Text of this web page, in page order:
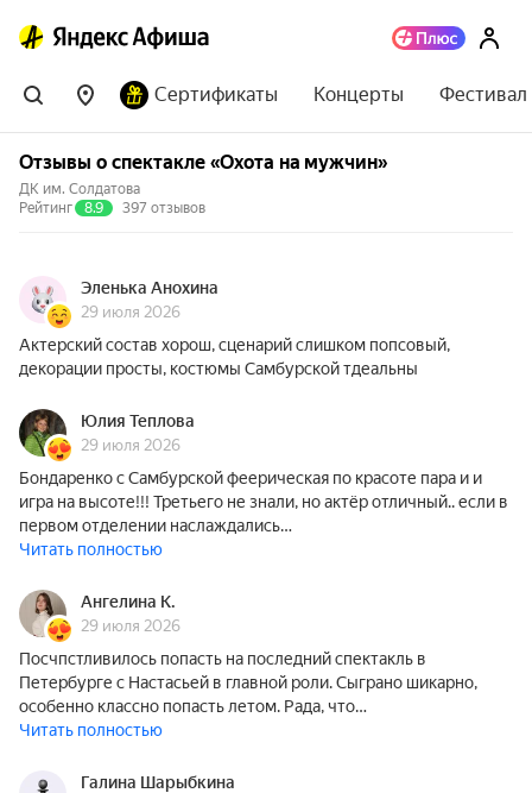
Сертификаты Концерты
Отзывы о спектакле «Охота на мужчин»
ДК им. Солдатова
Рейтинг
8.9 397 отзывов
Эленька Анохина
29 июля 2026
Актерский состав хорош, сценарий слишком попсовый,
декорации просты, костюмы Самбурской тдеальны
Юлия Теплова
29 июля 2026
Бондаренко с Самбурской феерическая по красоте пара и и
игра на высоте!!! Третьего не знали, но актёр отличный.. если в
первом отделении наслаждались…
Читать полностью
Ангелина К.
29 июля 2026
Посчпстливилось попасть на последний спектакль в
Петербурге с Настасьей в главной роли. Сыграно шикарно,
особенно классно попасть летом. Рада, что…
Читать полностью
Галина Шарыбкина